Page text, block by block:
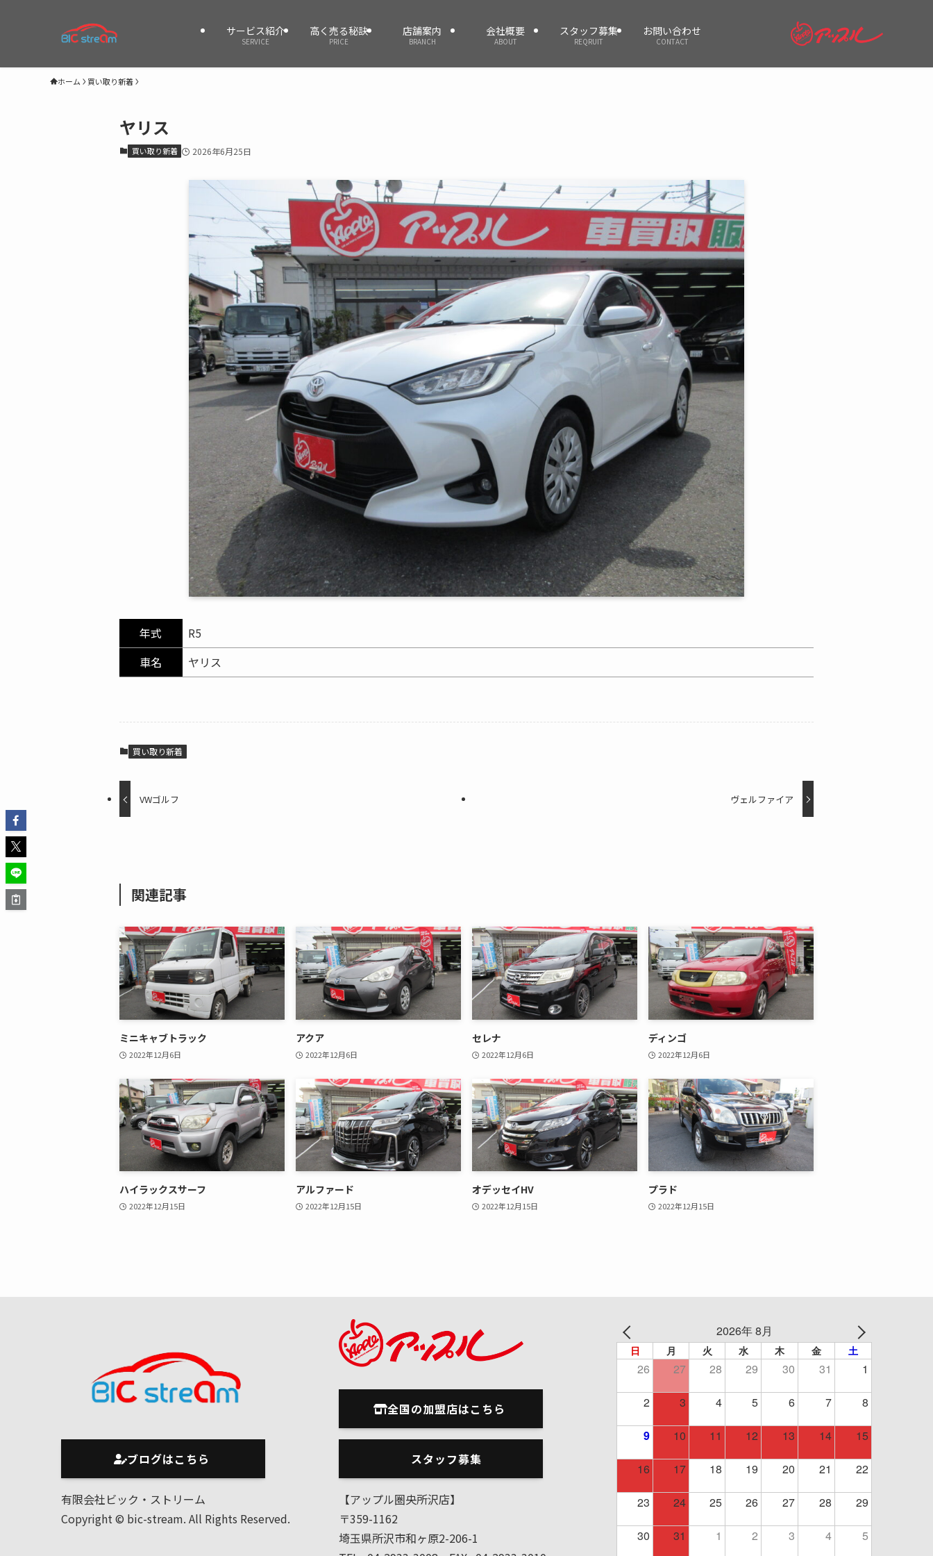
サービス紹介
SERVICE
高く売る秘訣
PRICE
店舗案内
BRANCH
会社概要
ABOUT
スタッフ募集
REQRUIT
お問い合わせ
CONTACT
ホーム 買い取り新着
ヤリス
買い取り新着 2026年6月25日
年式
R5
車名
ヤリス
買い取り新着
VWゴルフ ヴェルファイア
関連記事
ミニキャブトラック
2022年12月6日
アクア
2022年12月6日
セレナ
2022年12月6日
ディンゴ
2022年12月6日
ハイラックスサーフ
2022年12月15日
アルファード
2022年12月15日
オデッセイHV
2022年12月15日
プラド
2022年12月15日
ブログはこちら
有限会社ビック・ストリーム
Copyright © bic-stream. All Rights Reserved.
全国の加盟店はこちら
スタッフ募集
【アップル圏央所沢店】
〒359-1162
埼玉県所沢市和ヶ原2-206-1
2026年 8月
日 月 火 水 木 金 土
26 27 28 29 30 31 1
2 3 4 5 6 7 8
9 10 11 12 13 14 15
16 17 18 19 20 21 22
23 24 25 26 27 28 29
30 31 1 2 3 4 5